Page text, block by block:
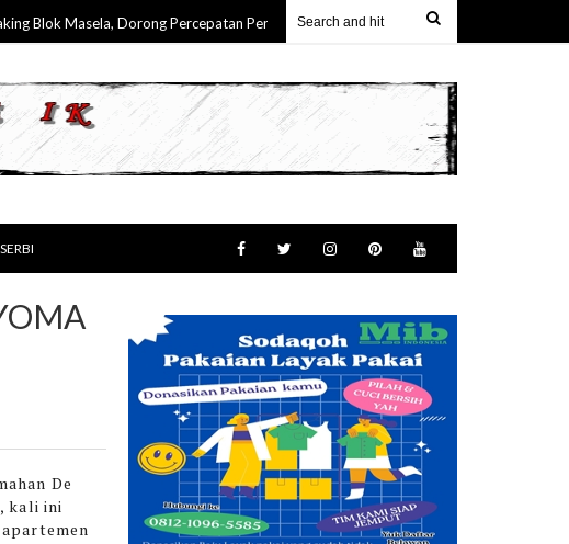
Masela, Dorong Percepatan Pembangunan & Keterlibatan Nyata Masyarakat Maluku
De
kali ini